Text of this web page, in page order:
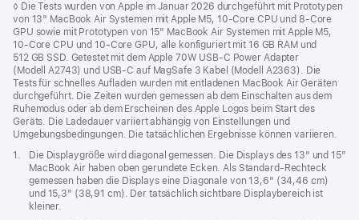
Fußnote
◊ Die Tests wurden von Apple im Januar 2026 durchgeführt mit Prototypen
von 13" MacBook Air Systemen mit Apple M5, 10‑Core CPU und 8‑Core
GPU sowie mit Prototypen von 15" MacBook Air Systemen mit Apple M5,
10‑Core CPU und 10‑Core GPU, alle konfiguriert mit 16 GB RAM und
512 GB SSD. Getestet mit dem Apple 70W USB‑C Power Adapter
(Modell A2743) und USB‑C auf MagSafe 3 Kabel (Modell A2363). Die
Tests für schnelles Aufladen wurden mit entladenen MacBook Air Geräten
durchgeführt. Die Zeiten wurden gemessen ab dem Einschalten aus dem
Ruhemodus oder ab dem Erscheinen des Apple Logos beim Start des
Geräts. Die Ladedauer variiert abhängig von Einstellungen und
Umgebungs­bedingungen. Die tatsächlichen Ergebnisse können variieren.
Fußnote
1.
Die Displaygröße wird diagonal gemessen. Die Displays des 13" und 15"
MacBook Air haben oben gerundete Ecken. Als Standard-Rechteck
gemessen haben die Displays eine Diagonale von 13,6" (34,46 cm)
und 15,3" (38,91 cm). Der tatsächlich sichtbare Displaybereich ist
kleiner.